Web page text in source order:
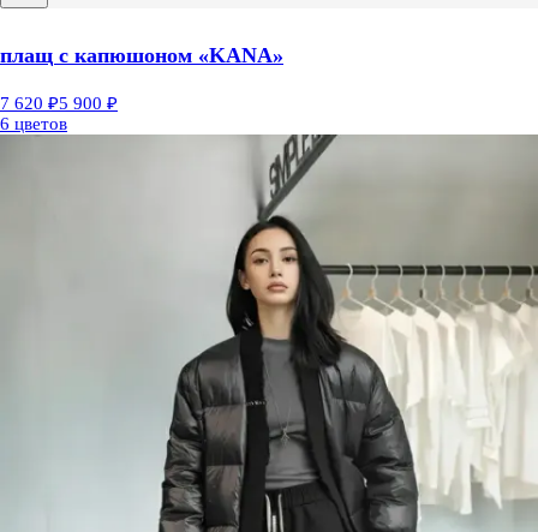
плащ с капюшоном «KANA»
7 620 ₽5 900 ₽
6 цветов